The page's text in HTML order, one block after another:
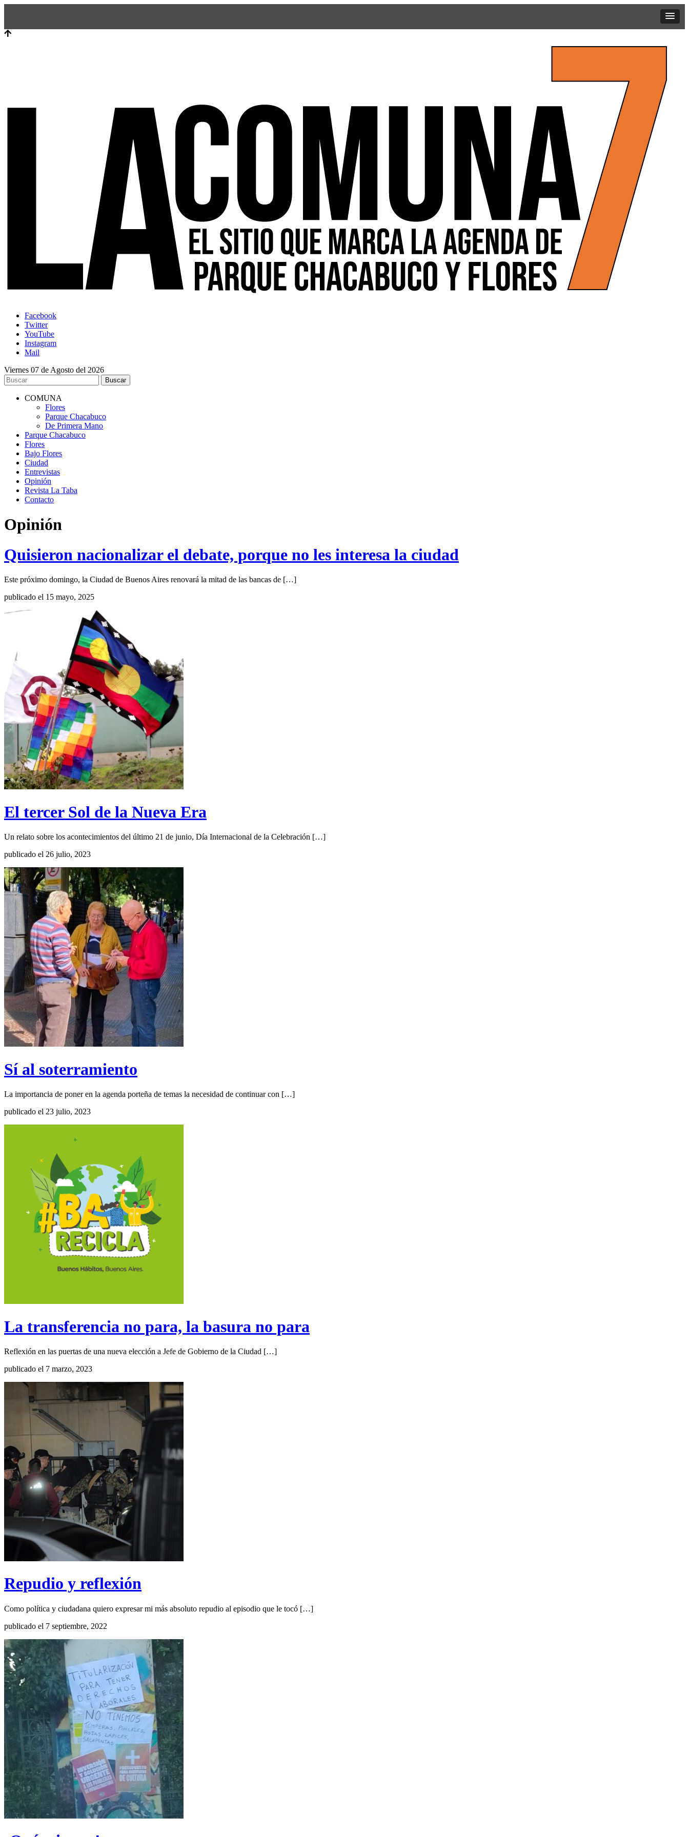
Facebook
Twitter
YouTube
Instagram
Mail
Viernes 07 de Agosto del 2026
COMUNA
Flores
Parque Chacabuco
De Primera Mano
Parque Chacabuco
Flores
Bajo Flores
Ciudad
Entrevistas
Opinión
Revista La Taba
Contacto
Opinión
Quisieron nacionalizar el debate, porque no les interesa la ciudad
Este próximo domingo, la Ciudad de Buenos Aires renovará la mitad de las bancas de […]
publicado el 15 mayo, 2025
El tercer Sol de la Nueva Era
Un relato sobre los acontecimientos del último 21 de junio, Día Internacional de la Celebración […]
publicado el 26 julio, 2023
Sí al soterramiento
La importancia de poner en la agenda porteña de temas la necesidad de continuar con […]
publicado el 23 julio, 2023
La transferencia no para, la basura no para
Reflexión en las puertas de una nueva elección a Jefe de Gobierno de la Ciudad […]
publicado el 7 marzo, 2023
Repudio y reflexión
Como política y ciudadana quiero expresar mi más absoluto repudio al episodio que le tocó […]
publicado el 7 septiembre, 2022